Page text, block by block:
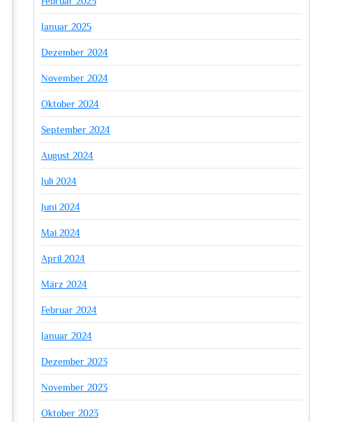
Januar 2025
Dezember 2024
November 2024
Oktober 2024
September 2024
August 2024
Juli 2024
Juni 2024
Mai 2024
April 2024
März 2024
Februar 2024
Januar 2024
Dezember 2023
November 2023
Oktober 2023